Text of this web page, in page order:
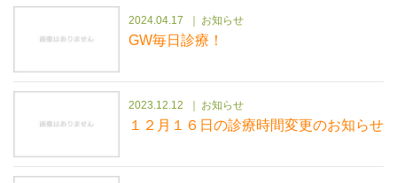
2024.04.17 お知らせ
GW毎日診療！
2023.12.12 お知らせ
１２月１６日の診療時間変更のお知らせ